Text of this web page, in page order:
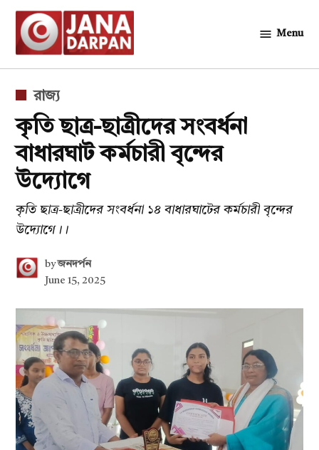
Skip
content
Menu
POSTED
IN
রাজ্য
কৃতি ছাত্র-ছাত্রীদের সংবর্ধনা
বাধারঘাট কর্মচারী বৃন্দের
উদ্যোগে
কৃতি ছাত্র-ছাত্রীদের সংবর্ধনা ১৪ বাধারঘাটের কর্মচারী বৃন্দের
উদ্যোগে।।
by জনদর্পন
June 15, 2025